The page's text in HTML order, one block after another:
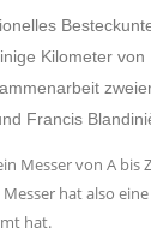
Kilometer
Francis
Messer von A bis
hat also eine
hat.